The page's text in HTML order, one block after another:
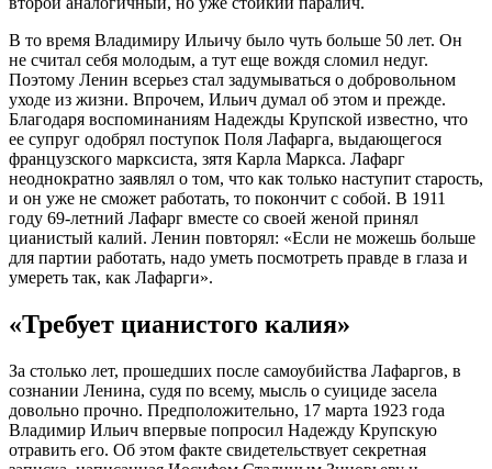
В то время Владимиру Ильичу было чуть больше 50 лет. Он
не считал себя молодым, а тут еще вождя сломил недуг.
Поэтому Ленин всерьез стал задумываться о добровольном
уходе из жизни. Впрочем, Ильич думал об этом и прежде.
Благодаря воспоминаниям Надежды Крупской известно, что
ее супруг одобрял поступок Поля Лафарга, выдающегося
французского марксиста, зятя Карла Маркса. Лафарг
неоднократно заявлял о том, что как только наступит старость,
и он уже не сможет работать, то покончит с собой. В 1911
году 69-летний Лафарг вместе со своей женой принял
цианистый калий. Ленин повторял: «Если не можешь больше
для партии работать, надо уметь посмотреть правде в глаза и
умереть так, как Лафарги».
«Требует цианистого калия»
За столько лет, прошедших после самоубийства Лафаргов, в
сознании Ленина, судя по всему, мысль о суициде засела
довольно прочно. Предположительно, 17 марта 1923 года
Владимир Ильич впервые попросил Надежду Крупскую
отравить его. Об этом факте свидетельствует секретная